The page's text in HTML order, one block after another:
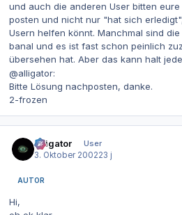
und auch die anderen User bitten
posten und nicht nur "hat sich
Usern helfen könnt. Manchmal sind
banal und es ist fast schon peinlich
übersehen hat. Aber das kann halt
@alligator:
Bitte Lösung nachposten, danke.
2-frozen
alligator
User
3. Oktober 200223 j
AUTOR
Hi,